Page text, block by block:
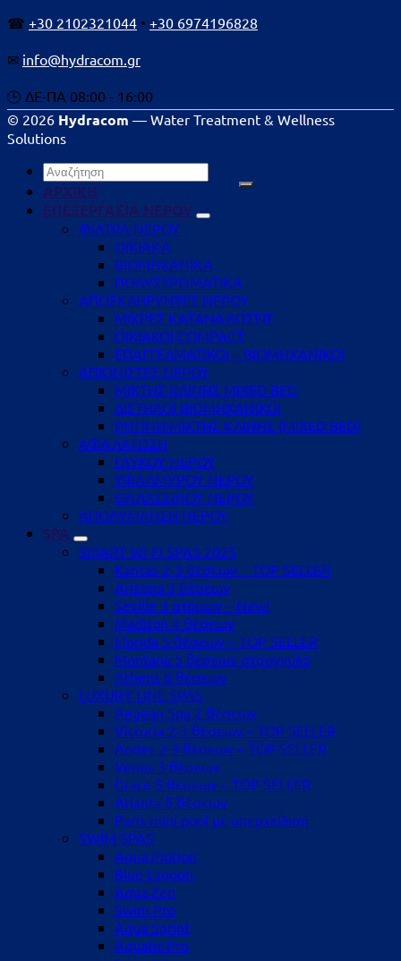
☎ +30 2102321044 • +30 6974196828
✉ info@hydracom.gr
🕒 ΔΕ-ΠΑ 08:00 - 16:00
© 2026 Hydracom — Water Treatment & Wellness
Solutions
Αναζήτηση
για:
ΑΡΧΙΚΗ
ΕΠΕΞΕΡΓΑΣΙΑ ΝΕΡΟΥ
ΦΙΛΤΡΑ ΝΕΡΟΥ
ΟΙΚΙΑΚΑ
ΒΙΟΜΗΧΑΝΙΚΑ
ΠΟΛΥΣΤΡΩΜΑΤΙΚΑ
ΑΠΟΣΚΛΗΡΥΝΤΕΣ ΝΕΡΟΥ
ΜΙΚΡΕΣ ΚΑΤΑΝΑΛΩΣΕΙΣ
ΟΙΚΙΑΚΟΙ COMPACT
ΕΠΑΓΓΕΛΜΑΤΙΚΟΙ – ΒΙΟΜΗΧΑΝΙΚΟΙ
ΑΠΙΟΝΙΣΤΕΣ ΝΕΡΟΥ
ΜΙΚΤΗΣ ΚΛΙΝΗΣ MIXED BED
ΔΙΣΤΗΛΟΙ ΒΙΟΜΗΧΑΝΙΚΟΙ
ΡΗΤΙΝΗ ΜΙΚΤΗΣ ΚΛΙΝΗΣ (MIXED BED)
ΑΦΑΛΑΤΩΣΗ
ΓΛΥΚΟΥ ΝΕΡΟΥ
ΥΦΑΛΜΥΡΟΥ ΝΕΡΟΥ
ΘΑΛΑΣΣΙΝΟΥ ΝΕΡΟΥ
ΑΠΟΛΥΜΑΝΣΗ ΝΕΡΟΥ
SPA
SMART WI-FI SPAS 2025
Kansas 2-3 θέσεων – TOP SELLER
Arizona 3 θέσεων
Seville 3 ατόμων – New!
Madison 4 θέσεων
Florida 5 θέσεων – TOP SELLER
Montana 5 θέσεων στρογγυλό
Athens 6 θέσεων
LUXURY LINE SPAS
Aegean Spa 2 θέσεων
Victoria 2-3 θέσεων – TOP SELLER
Andes 2-3 θέσεων – TOP SELLER
Venus 3 θέσεων
Grace 5 θέσεων – TOP SELLER
Atlanta 5 θέσεων
Paris mini pool με υπερχείλιση
SWIM SPAS
Aqua Motion
Blue Lagoon
Aqua Zen
Swim Pro
Aqua Sprint
Aquatic Pro